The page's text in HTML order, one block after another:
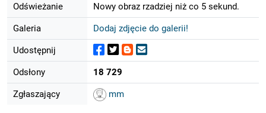
Odświeżanie Nowy obraz rzadziej niż co 5 sekund.
Galeria Dodaj zdjęcie do galerii!
Udostępnij
Odsłony 18 729
Zgłaszający mm